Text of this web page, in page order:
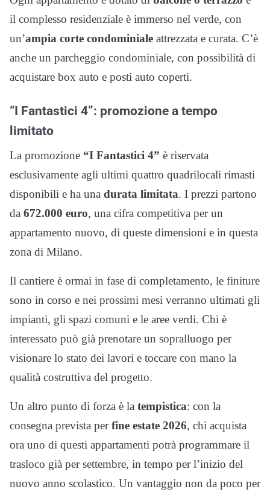
il complesso residenziale è immerso nel verde, con
un’ampia corte condominiale attrezzata e curata. C’è
anche un parcheggio condominiale, con possibilità di
acquistare box auto e posti auto coperti.
“I Fantastici 4”: promozione a tempo
limitato
La promozione “I Fantastici 4” è riservata
esclusivamente agli ultimi quattro quadrilocali rimasti
disponibili e ha una durata limitata. I prezzi partono
da 672.000 euro, una cifra competitiva per un
appartamento nuovo, di queste dimensioni e in questa
zona di Milano.
Il cantiere è ormai in fase di completamento, le finiture
sono in corso e nei prossimi mesi verranno ultimati gli
impianti, gli spazi comuni e le aree verdi. Chi è
interessato può già prenotare un sopralluogo per
visionare lo stato dei lavori e toccare con mano la
qualità costruttiva del progetto.
Un altro punto di forza è la tempistica: con la
consegna prevista perfine estate 2026, chi acquista
ora uno di questi appartamenti potrà programmare il
trasloco già per settembre, in tempo per l’inizio del
nuovo anno scolastico. Un vantaggio non da poco per